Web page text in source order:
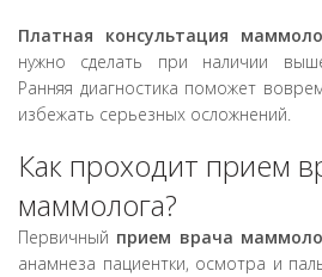
Платная консультация
нужно сделать при наличии
Ранняя диагностика поможет
избежать серьезных осложнений.
Как проходит прием
маммолога?
Первичный прием врача
анамнеза пациентки, осмотра и